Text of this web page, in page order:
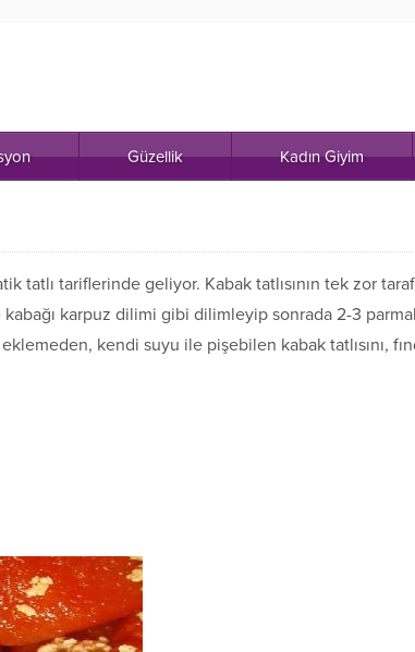
Güzellik Kadın Giyim
tatlı tariflerinde geliyor. Kabak tatlısının tek zor
karpuz dilimi gibi dilimleyip sonrada 2-3
kendi suyu ile pişebilen kabak tatlısını,